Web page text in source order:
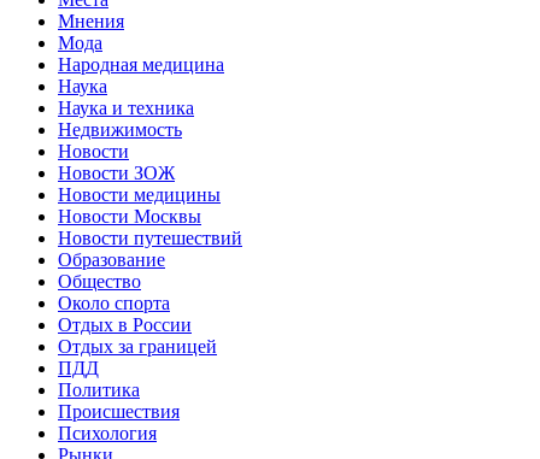
Мнения
Мода
Народная медицина
Наука
Наука и техника
Недвижимость
Новости
Новости ЗОЖ
Новости медицины
Новости Москвы
Новости путешествий
Образование
Общество
Около спорта
Отдых в России
Отдых за границей
ПДД
Политика
Происшествия
Психология